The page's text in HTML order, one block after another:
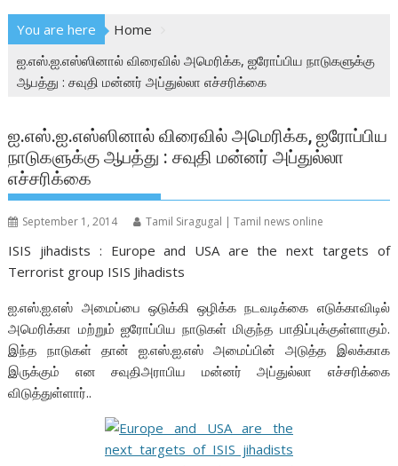
You are here
Home
ஐ.எஸ்.ஐ.எஸ்ஸினால் விரைவில் அமெரிக்க, ஐரோப்பிய நாடுகளுக்கு
ஆபத்து : சவுதி மன்னர் அப்துல்லா எச்சரிக்கை
ஐ.எஸ்.ஐ.எஸ்ஸினால் விரைவில் அமெரிக்க, ஐரோப்பிய
நாடுகளுக்கு ஆபத்து : சவுதி மன்னர் அப்துல்லா
எச்சரிக்கை
September 1, 2014 Tamil Siragugal | Tamil news online
ISIS jihadists : Europe and USA are the next targets of
Terrorist group ISIS Jihadists
ஐ.எஸ்.ஐ.எஸ் அமைப்பை ஒடுக்கி ஒழிக்க நடவடிக்கை எடுக்காவிடில்
அமெரிக்கா மற்றும் ஐரோப்பிய நாடுகள் மிகுந்த பாதிப்புக்குள்ளாகும்.
இந்த நாடுகள் தான் ஐ.எஸ்.ஐ.எஸ் அமைப்பின் அடுத்த இலக்காக
இருக்கும் என சவுதிஅராபிய மன்னர் அப்துல்லா எச்சரிக்கை
விடுத்துள்ளார்..